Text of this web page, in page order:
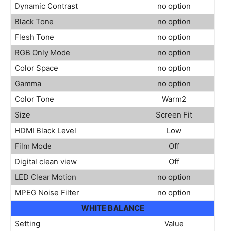
Dynamic Contrast
no option
Black Tone
no option
Flesh Tone
no option
RGB Only Mode
no option
Color Space
no option
Gamma
no option
Color Tone
Warm2
Size
Screen Fit
HDMI Black Level
Low
Film Mode
Off
Digital clean view
Off
LED Clear Motion
no option
MPEG Noise Filter
no option
WHITE BALANCE
Setting
Value